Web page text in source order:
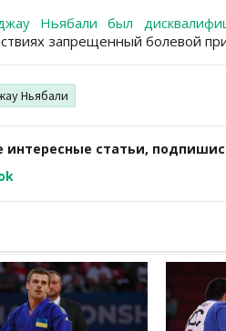
Ньябали был
запрещенный болевой
Ньябали
интересные статьи,